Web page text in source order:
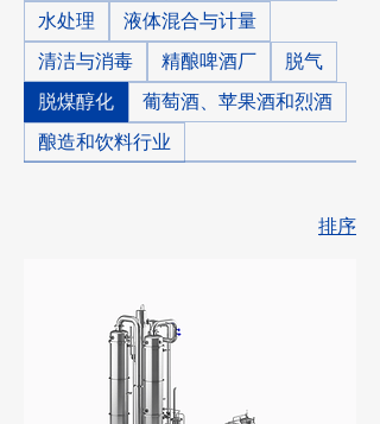
水处理
液体混合与计量
清洁与消毒
精酿啤酒厂
脱气
脱煤醇化
葡萄酒、苹果酒和烈酒
酿造和饮料行业
排序